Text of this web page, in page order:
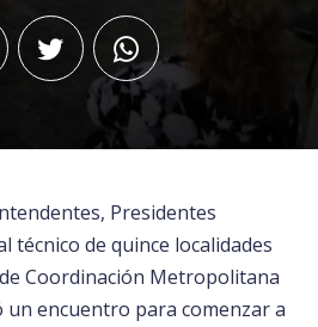
Presidentes
técnico de quince localidades
Coordinación Metropolitana
un encuentro para comenzar a